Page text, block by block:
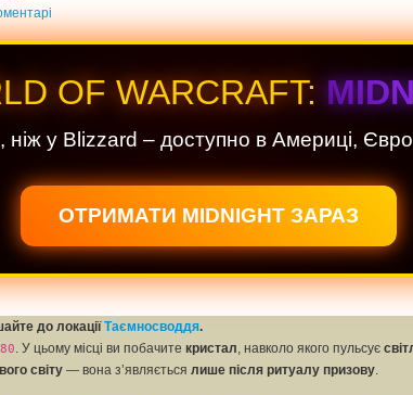
OF WARCRAFT:
у Blizzard – доступно в Америці,
ОТРИМАТИ MIDNIGHT ЗАРАЗ
до локаціїТаємносводдя.
. У цьому місці ви побачите кристал, навколо якого пульсує
світу — вона з’являється лише після ритуалу призову.